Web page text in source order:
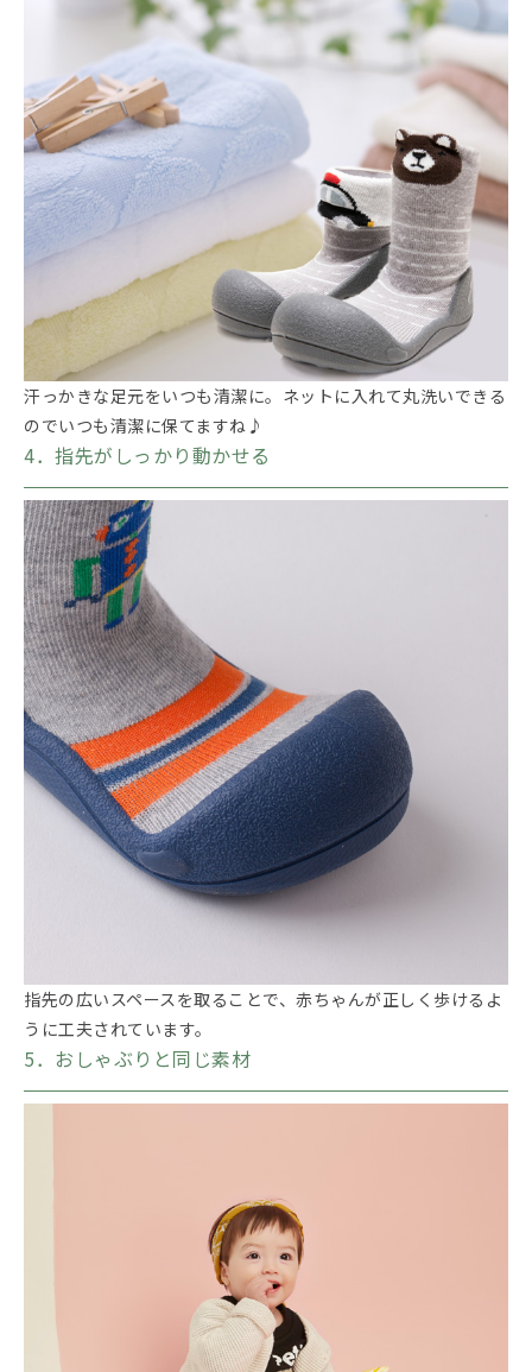
汗っかきな足元をいつも清潔に。ネットに入れて丸洗いできる
のでいつも清潔に保てますね♪
4．指先がしっかり動かせる
指先の広いスペースを取ることで、赤ちゃんが正しく歩けるよ
うに工夫されています。
5．おしゃぶりと同じ素材